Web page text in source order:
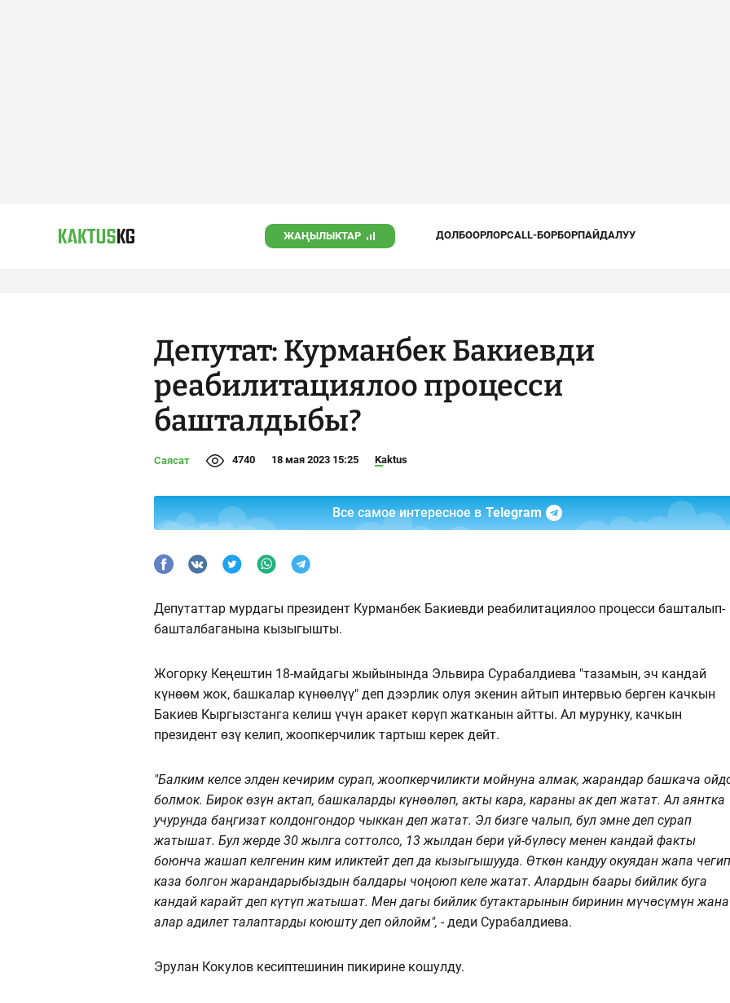
ЖАҢЫЛЫКТАР ДОЛБООРЛОРCALL-БОРБОРПАЙДАЛУУ
Депутат: Курманбек Бакиевди
реабилитациялоо процесси
башталдыбы?
Саясат 4740 18 мая 2023 15:25 Kaktus
Все самое интересное в Telegram
Депутаттар мурдагы президент Курманбек Бакиевди реабилитациялоо процесси башталып-
башталбаганына кызыгышты.
Жогорку Кеңештин 18-майдагы жыйынында Эльвира Сурабалдиева "тазамын, эч кандай
күнөөм жок, башкалар күнөөлүү" деп дээрлик олуя экенин айтып интервью берген качкын
Бакиев Кыргызстанга келиш үчүн аракет көрүп жатканын айтты. Ал мурунку, качкын
президент өзү келип, жоопкерчилик тартыш керек дейт.
"Балким келсе элден кечирим сурап, жоопкерчиликти мойнуна алмак, жарандар башкача
болмок. Бирок өзүн актап, башкаларды күнөөлөп, акты кара, караны ак деп жатат. Ал аянтка
учурунда баңгизат колдонгондор чыккан деп жатат. Эл бизге чалып, бул эмне деп сурап
жатышат. Бул жерде 30 жылга соттолсо, 13 жылдан бери үй-бүлөсү менен кандай факты
боюнча жашап келгенин ким иликтейт деп да кызыгышууда. Өткөн кандуу окуядан жапа
каза болгон жарандарыбыздын балдары чоңоюп келе жатат. Алардын баары бийлик буга
кандай карайт деп күтүп жатышат. Мен дагы бийлик бутактарынын биринин мүчөсүмүн жана
алар адилет талаптарды коюшту деп ойлойм", - деди Сурабалдиева.
Эрулан Кокулов кесиптешинин пикирине кошулду.